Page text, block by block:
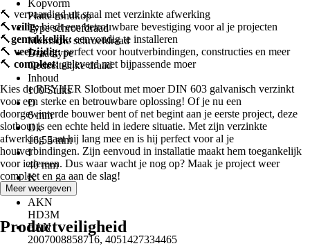
Kopvorm
Platte rondkop
Type schroefdraad
Metrische schroefdraad
Draadtype
Gedeeltelijke draad
Inhoud
100 Stuks
D
6 mm
Dk
16,55 mm
I
40 mm
K
3,88 mm
AKN
HD3M
EAN
2007008858716, 4051427334465
🔨 vervaardigd uit staal met verzinkte afwerking
🔨veilig:biedt een betrouwbare bevestiging voor al je projecten
🔨gemakkelijk:eenvoudig te installeren
🔨 veelzijdig:perfect voor houtverbindingen, constructies en meer
🔨 compleet:geleverd met bijpassende moer
Kies de REYHER Slotbout met moer DIN 603 galvanisch verzinkt
voor een sterke en betrouwbare oplossing! Of je nu een
doorgewinterde bouwer bent of net begint aan je eerste project, deze
slotbout is een echte held in iedere situatie. Met zijn verzinkte
afwerking gaat hij lang mee en is hij perfect voor al je
houtverbindingen. Zijn eenvoud in installatie maakt hem toegankelijk
voor iedereen. Dus waar wacht je nog op? Maak je project weer
compleet en ga aan de slag!
Meer weergeven
Productveiligheid